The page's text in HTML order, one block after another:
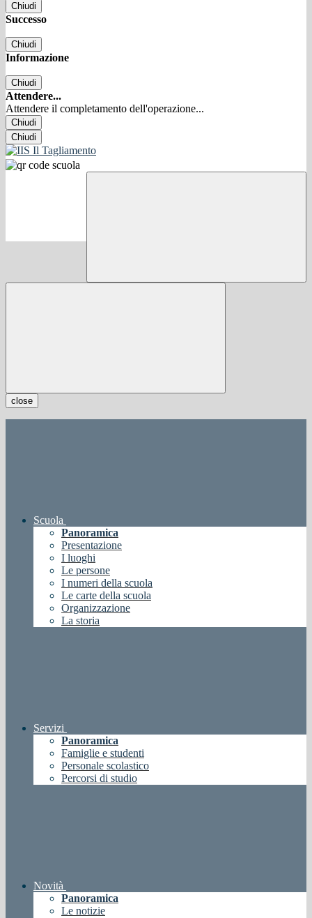
Chiudi
Successo
Chiudi
Informazione
Chiudi
Attendere...
Attendere il completamento dell'operazione...
Chiudi
Chiudi
close
Scuola
Panoramica
Presentazione
I luoghi
Le persone
I numeri della scuola
Le carte della scuola
Organizzazione
La storia
Servizi
Panoramica
Famiglie e studenti
Personale scolastico
Percorsi di studio
Novità
Panoramica
Le notizie